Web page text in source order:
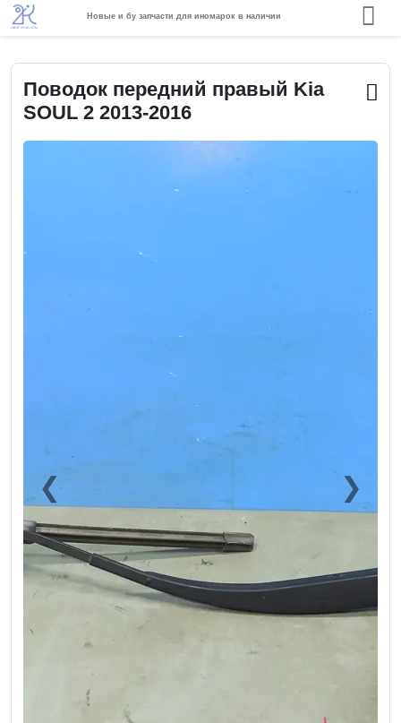
Новые и бу запчасти для иномарок в наличии
Поводок передний правый Kia
SOUL 2 2013-2016
❮Previous ❯Next